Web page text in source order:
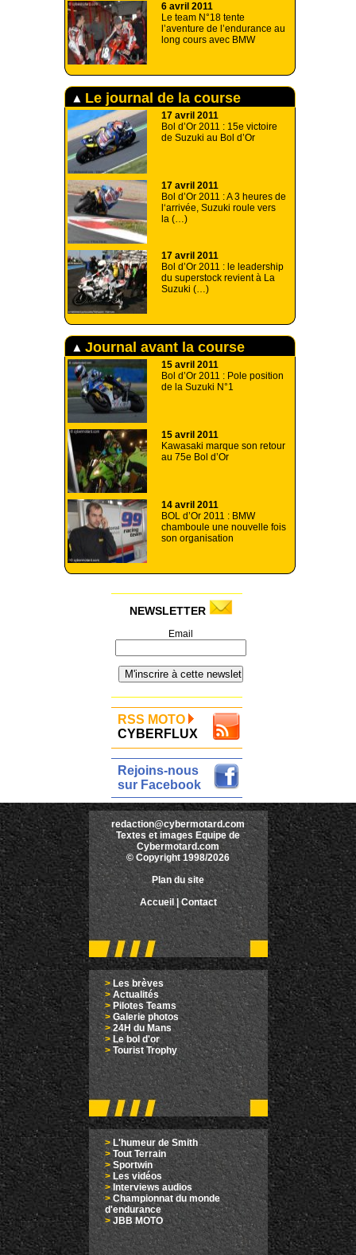
6 avril 2011
Le team N°18 tente
l’aventure de l’endurance au
long cours avec BMW
Le journal de la course
17 avril 2011
Bol d’Or 2011 : 15e victoire
de Suzuki au Bol d’Or
17 avril 2011
Bol d’Or 2011 : A 3 heures de
l‘arrivée, Suzuki roule vers
la (…)
17 avril 2011
Bol d’Or 2011 : le leadership
du superstock revient à La
Suzuki (…)
Journal avant la course
15 avril 2011
Bol d’Or 2011 : Pole position
de la Suzuki N°1
15 avril 2011
Kawasaki marque son retour
au 75e Bol d’Or
14 avril 2011
BOL d’Or 2011 : BMW
chamboule une nouvelle fois
son organisation
NEWSLETTER
Email
RSS MOTO
CYBERFLUX
Rejoins-nous
sur Facebook
redaction@cybermotard.com
Textes et images Equipe de
Cybermotard.com
© Copyright 1998/2026
Plan du site
Accueil |Contact
>Les brèves
> Actualités
> Pilotes Teams
>Galerie photos
>24H du Mans
>Le bol d'or
> Tourist Trophy
>L'humeur de Smith
> Tout Terrain
> Sportwin
> Les vidéos
> Interviews audios
>Championnat du monde
d'endurance
> JBB MOTO